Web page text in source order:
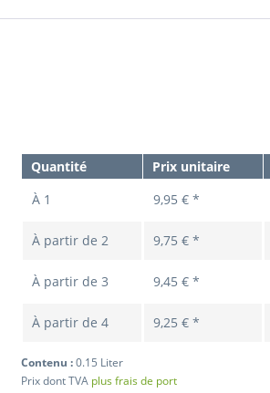
Quantité Prix unitaire
À 1 9,95 € *
À partir de2 9,75 € *
À partir de3 9,45 € *
À partir de4 9,25 € *
Contenu :0.15 Liter
Prix dont TVA plus frais de port